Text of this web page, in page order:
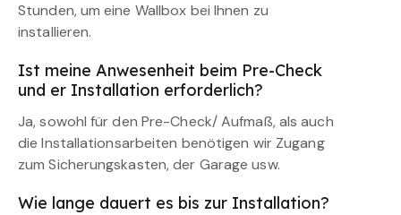
Stunden, um eine Wallbox bei Ihnen zu
installieren.
Ist meine Anwesenheit beim Pre-Check
und er Installation erforderlich?
Ja, sowohl für den Pre-Check/ Aufmaß, als auch
die Installationsarbeiten benötigen wir Zugang
zum Sicherungskasten, der Garage usw.
Wie lange dauert es bis zur Installation?